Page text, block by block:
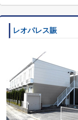
レオパレス賑